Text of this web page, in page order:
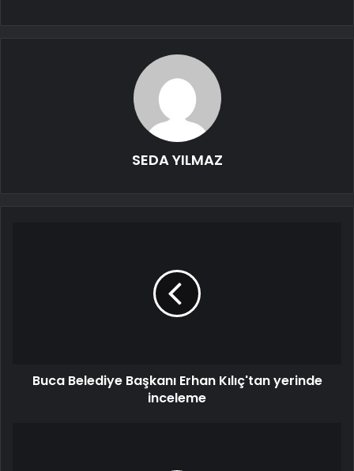
SEDA YILMAZ
Buca Belediye Başkanı Erhan Kılıç'tan yerinde
inceleme